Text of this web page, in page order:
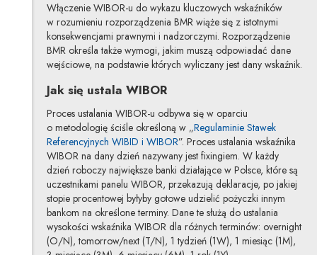
Włączenie WIBOR-u do wykazu kluczowych wskaźników
w rozumieniu rozporządzenia BMR wiąże się z istotnymi
konsekwencjami prawnymi i nadzorczymi. Rozporządzenie
BMR określa także wymogi, jakim muszą odpowiadać dane
wejściowe, na podstawie których wyliczany jest dany wskaźnik.
Jak się ustala WIBOR
Proces ustalania WIBOR-u odbywa się w oparciu
o metodologię ściśle określoną w „Regulaminie Stawek
Referencyjnych WIBID i WIBOR”. Proces ustalania wskaźnika
WIBOR na dany dzień nazywany jest fixingiem. W każdy
dzień roboczy największe banki działające w Polsce, które są
uczestnikami panelu WIBOR, przekazują deklaracje, po jakiej
stopie procentowej byłyby gotowe udzielić pożyczki innym
bankom na określone terminy. Dane te służą do ustalania
wysokości wskaźnika WIBOR dla różnych terminów: overnight
(O/N), tomorrow/next (T/N), 1 tydzień (1W), 1 miesiąc (1M),